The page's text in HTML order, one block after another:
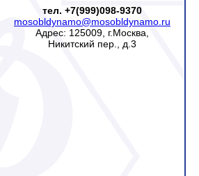
тел. +7(999)098-9370
mosobldynamo@mosobldynamo.ru
Адрес: 125009, г.Москва,
Никитский пер., д.3